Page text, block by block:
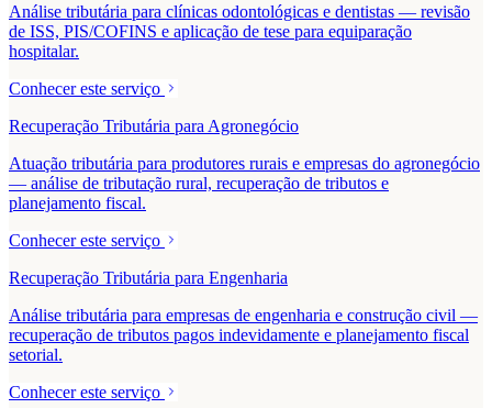
Análise tributária para clínicas odontológicas e dentistas — revisão
de ISS, PIS/COFINS e aplicação de tese para equiparação
hospitalar.
Conhecer este serviço
Recuperação Tributária para Agronegócio
Atuação tributária para produtores rurais e empresas do agronegócio
— análise de tributação rural, recuperação de tributos e
planejamento fiscal.
Conhecer este serviço
Recuperação Tributária para Engenharia
Análise tributária para empresas de engenharia e construção civil —
recuperação de tributos pagos indevidamente e planejamento fiscal
setorial.
Conhecer este serviço